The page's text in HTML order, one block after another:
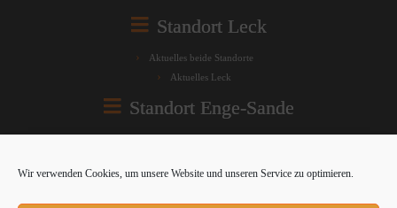
Wir verwenden Cookies, um unsere Website und unseren Service zu optimieren.
Standort Leck
Aktuelles beide Standorte
Aktuelles Leck
Standort Enge-Sande